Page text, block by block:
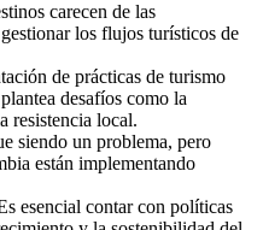
carecen de las
los flujos turísticos de
de prácticas de turismo
desafíos como la
resistencia local.
siendo un problema, pero
están implementando
esencial contar con políticas